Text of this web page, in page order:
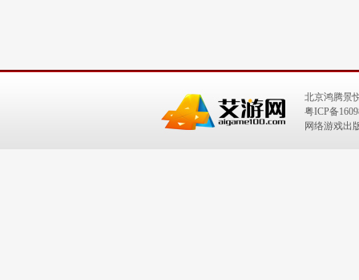
北京鸿腾景
粤ICP备
网络游戏出